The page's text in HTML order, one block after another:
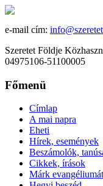
e-mail cím:
Szeretet Földje
04975106-51100005
Főmenü
Címlap
A mai napra
Eheti
Hírek, események
Beszámolók,
Cikkek, írások
Márk